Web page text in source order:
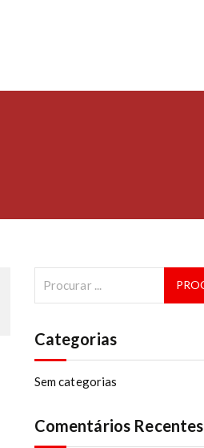
Categorias
Sem categorias
Comentários Recentes